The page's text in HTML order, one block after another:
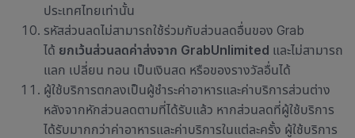
ประเทศไทยเท่านั้น
รหัสส่วนลดไม่สามารถใช้ร่วมกับส่วนลดอื่นของ Grab
ได้ ยกเว้นส่วนลดค่าส่งจาก GrabUnlimited และไม่สามารถ
แลก เปลี่ยน ทอน เป็นเงินสด หรือของรางวัลอื่นได้
ผู้ใช้บริการตกลงเป็นผู้ชำระค่าอาหารและค่าบริการส่วนต่าง
หลังจากหักส่วนลดตามที่ได้รับแล้ว หากส่วนลดที่ผู้ใช้บริการ
ได้รับมากกว่าค่าอาหารและค่าบริการในแต่ละครั้ง ผู้ใช้บริการ